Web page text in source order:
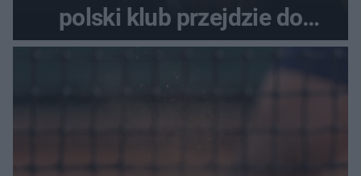
polski klub przejdzie do
historii